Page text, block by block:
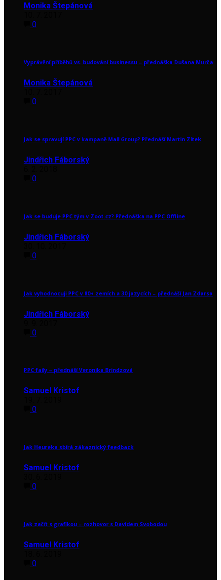
Monika Štepánová
0
Vyprávění příběhů vs. budování businessu – přednáška Dušana Murča
Monika Štepánová
0
Jak se spravují PPC v kampaně Mall Group? Přednáší Martin Zítek
Jindřich Fáborský
0
Jak se buduje PPC tým v Zoot.cz? Přednáška na PPC Offline
Jindřich Fáborský
0
Jak vyhodnocuji PPC v 80+ zemích a 30 jazycích – přednáší Jan Zdarsa
Jindřich Fáborský
0
PPC faily – přednáší Veronika Brindzová
Samuel Kristof
0
Jak Heureka sbírá zákaznický feedback
Samuel Kristof
0
Jak začít s grafikou – rozhovor s Davidem Svobodou
Samuel Kristof
0